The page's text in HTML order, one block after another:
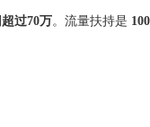
超过70万。流量扶持是